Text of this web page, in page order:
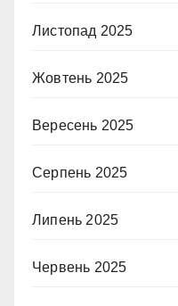
Листопад 2025
Жовтень 2025
Вересень 2025
Серпень 2025
Липень 2025
Червень 2025